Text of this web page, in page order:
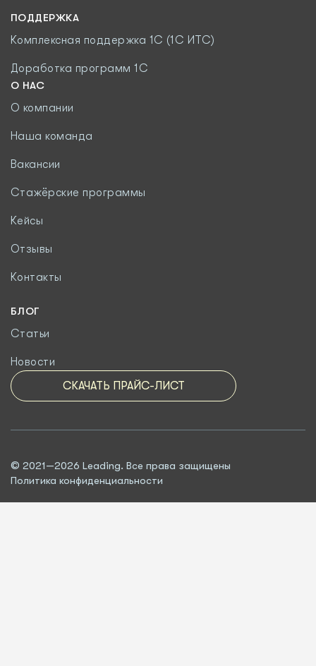
ПОДДЕРЖКА
Комплексная поддержка 1С (1С ИТС)
Доработка программ 1С
О НАС
О компании
Наша команда
Вакансии
Стажёрские программы
Кейсы
Отзывы
Контакты
БЛОГ
Статьи
Новости
СКАЧАТЬ ПРАЙС-ЛИСТ
© 2021—2026 Leading. Все права защищены
Политика конфиденциальности